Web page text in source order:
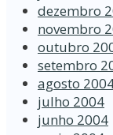
dezembro
novembro
outubro
setembro
agosto
julho 2004
junho 2004